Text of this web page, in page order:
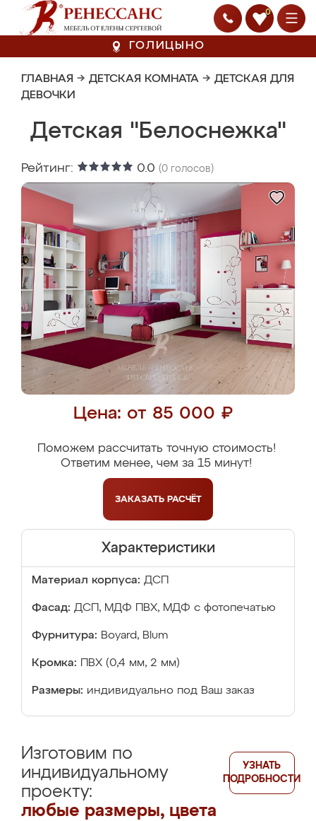
0
ГОЛИЦЫНО
ГЛАВНАЯ → ДЕТСКАЯ КОМНАТА → ДЕТСКАЯ ДЛЯ
ДЕВОЧКИ
Детская "Белоснежка"
Рейтинг: 0.0 (0 голосов)
Цена: от 85 000 ₽
Поможем рассчитать точную стоимость!
Ответим менее, чем за 15 минут!
ЗАКАЗАТЬ РАСЧЁТ
Характеристики
Материал корпуса: ДСП
Фасад: ДСП, МДФ ПВХ, МДФ с фотопечатью
Фурнитура: Boyard, Blum
Кромка: ПВХ (0,4 мм, 2 мм)
Размеры: индивидуально под Ваш заказ
Изготовим по
индивидуальному
проекту:
любые размеры, цвета
УЗНАТЬ
ПОДРОБНОСТИ